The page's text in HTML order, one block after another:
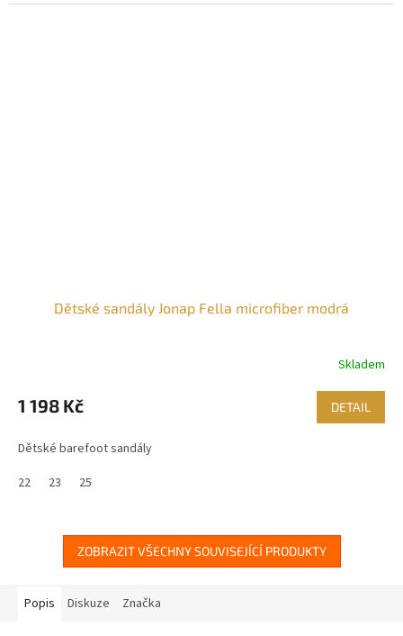
Dětské sandály Jonap Fella microfiber modrá
Skladem
1 198 Kč DETAIL
Dětské barefoot sandály
22
23 25
ZOBRAZIT VŠECHNY SOUVISEJÍCÍ PRODUKTY
Popis Diskuze Značka